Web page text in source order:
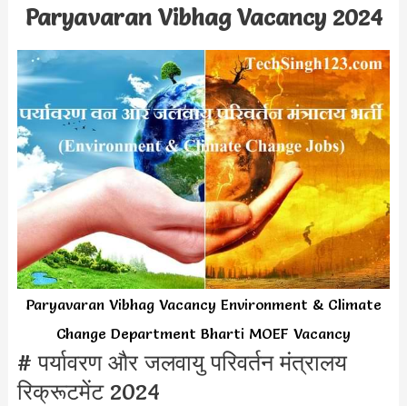
Paryavaran Vibhag Vacancy 2024
Paryavaran Vibhag Vacancy Environment & Climate
Change Department Bharti MOEF Vacancy
# पर्यावरण और जलवायु परिवर्तन मंत्रालय
रिक्रूटमेंट 2024